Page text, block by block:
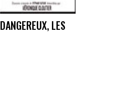
DANGEREUX, LES